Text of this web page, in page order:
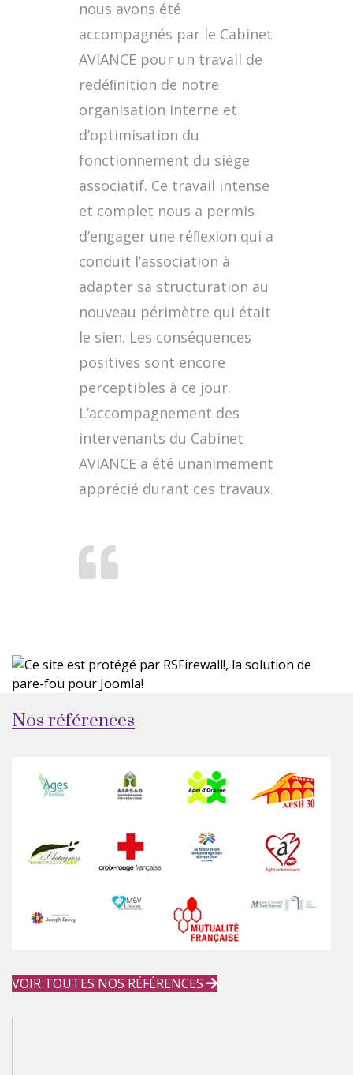
nous avons été
accompagnés par le Cabinet
AVIANCE pour un travail de
redéﬁnition de notre
organisation interne et
d’optimisation du
fonctionnement du siège
associatif. Ce travail intense
et complet nous a permis
d’engager une réﬂexion qui a
conduit l’association à
adapter sa structuration au
nouveau périmètre qui était
le sien. Les conséquences
positives sont encore
perceptibles à ce jour.
L’accompagnement des
intervenants du Cabinet
AVIANCE a été unanimement
apprécié durant ces travaux.
Nos références
VOIR TOUTES NOS RÉFÉRENCES